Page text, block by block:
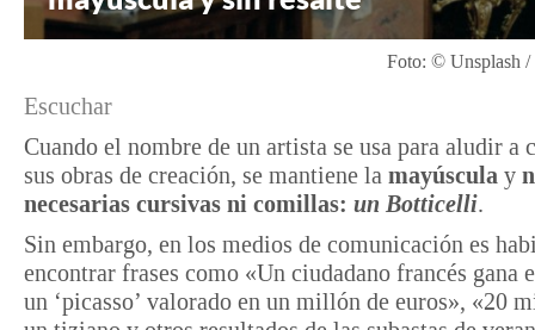
Foto: © Unsplash /
Escuchar
Cuando el nombre de un artista se usa para aludir a
sus obras de creación, se mantiene la mayúscula y
necesarias cursivas ni comillas: un Botticelli.
Sin embargo, en los medios de comunicación es
encontrar frases como «Un ciudadano francés gana
un ‘picasso’ valorado en un millón de euros», «20